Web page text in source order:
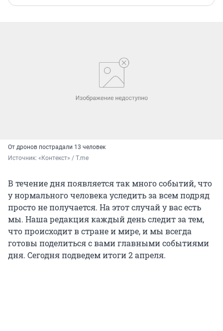
От дронов пострадали 13 человек
Источник: «Контекст» / T.me
В течение дня появляется так много событий, что
у нормального человека уследить за всем подряд
просто не получается. На этот случай у вас есть
мы. Наша редакция каждый день следит за тем,
что происходит в стране и мире, и мы всегда
готовы поделиться с вами главными событиями
дня. Сегодня подведем итоги 2 апреля.